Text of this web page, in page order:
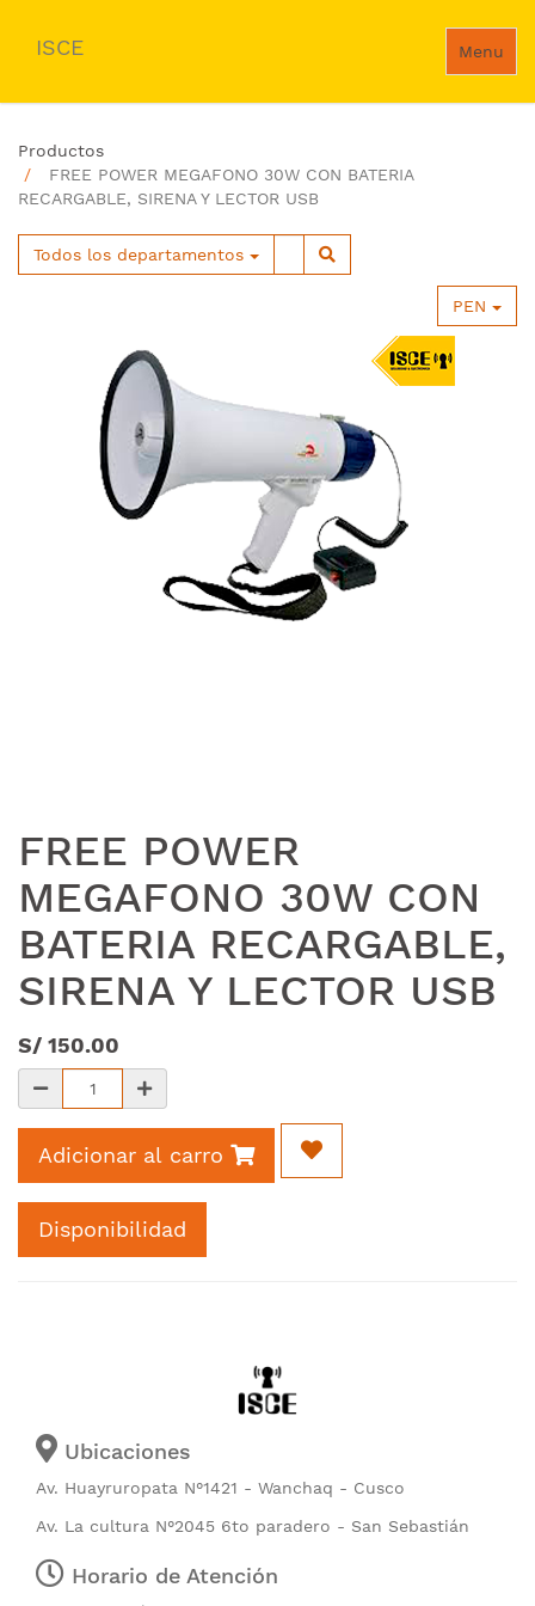
Menu
ISCE
Productos
FREE POWER MEGAFONO 30W CON BATERIA
RECARGABLE, SIRENA Y LECTOR USB
Todos los departamentos
PEN
FREE POWER
MEGAFONO 30W CON
BATERIA RECARGABLE,
SIRENA Y LECTOR USB
S/ 150.00
Adicionar al carro
Disponibilidad
Ubicaciones
Av. Huayruropata N°1421 - Wanchaq - Cusco
Av. La cultura N°2045 6to paradero - San Sebastián
Horario de Atención